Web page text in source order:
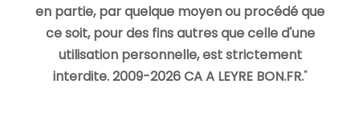
en partie, par quelque moyen ou procédé que
ce soit, pour des fins autres que celle d'une
utilisation personnelle, est strictement
interdite. 2009-2026 CA A LEYRE BON.FR."